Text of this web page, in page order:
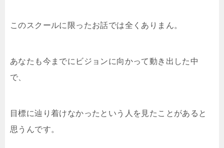
このスクールに限ったお話では全くありまん。
あなたも今までにビジョンに向かって動き出した中
で、
目標に辿り着けなかったという人を見たことがあると
思うんです。